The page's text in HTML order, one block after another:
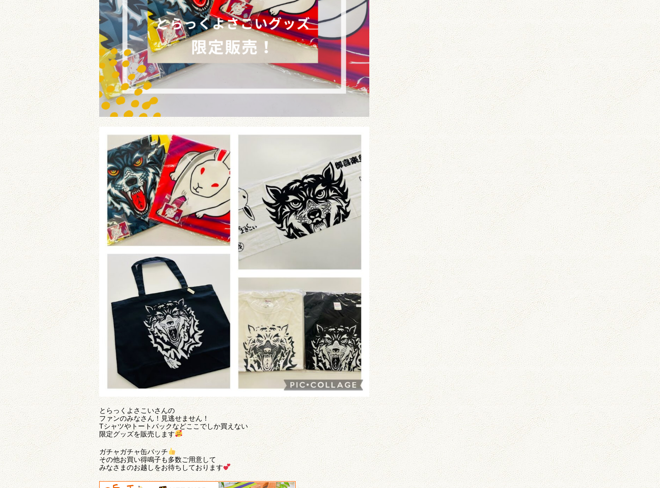
とらっくよさこいさんの
ファンのみなさん！見逃せません！
Tシャツやトートバックなどここでしか買えない
限定グッズを販売します
ガチャガチャ缶バッチ
その他お買い得鳴子も多数ご用意して
みなさまのお越しをお待ちしております